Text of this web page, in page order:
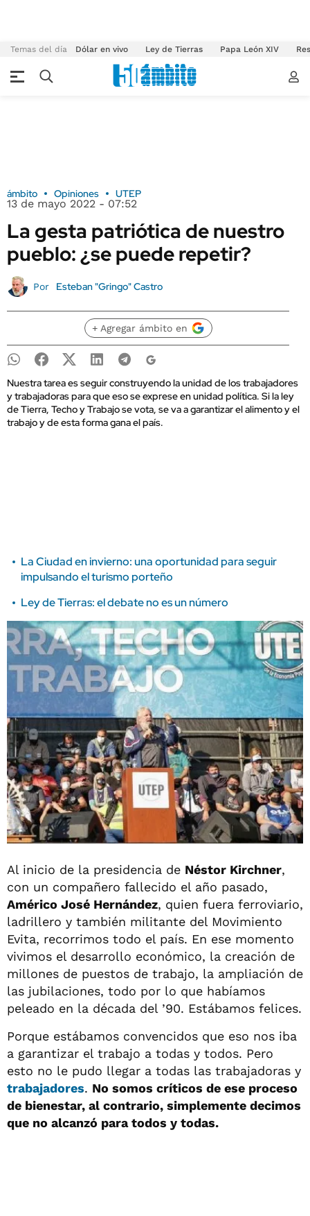
Temas del día Dólar en vivo Ley de Tierras Papa León XIV
ámbito Opiniones UTEP
13 de mayo 2022 - 07:52
La gesta patriótica de nuestro
pueblo: ¿se puede repetir?
Por Esteban "Gringo" Castro
+ Agregar ámbito en
Nuestra tarea es seguir construyendo la unidad de los trabajadores
y trabajadoras para que eso se exprese en unidad política. Si la ley
de Tierra, Techo y Trabajo se vota, se va a garantizar el alimento y el
trabajo y de esta forma gana el país.
La Ciudad en invierno: una oportunidad para seguir
impulsando el turismo porteño
Ley de Tierras: el debate no es un número
Al inicio de la presidencia de Néstor Kirchner,
con un compañero fallecido el año pasado,
Américo José Hernández, quien fuera ferroviario,
ladrillero y también militante del Movimiento
Evita, recorrimos todo el país. En ese momento
vivimos el desarrollo económico, la creación de
millones de puestos de trabajo, la ampliación de
las jubilaciones, todo por lo que habíamos
peleado en la década del ’90. Estábamos felices.
Porque estábamos convencidos que eso nos iba
a garantizar el trabajo a todas y todos. Pero
esto no le pudo llegar a todas las trabajadoras y
trabajadores. No somos críticos de ese proceso
de bienestar, al contrario, simplemente decimos
que no alcanzó para todos y todas.